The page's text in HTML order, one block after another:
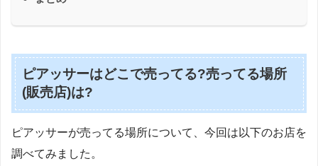
ピアッサーはどこで売ってる?売ってる場所
(販売店)は?
ピアッサーが売ってる場所について、今回は以下のお店を
調べてみました。